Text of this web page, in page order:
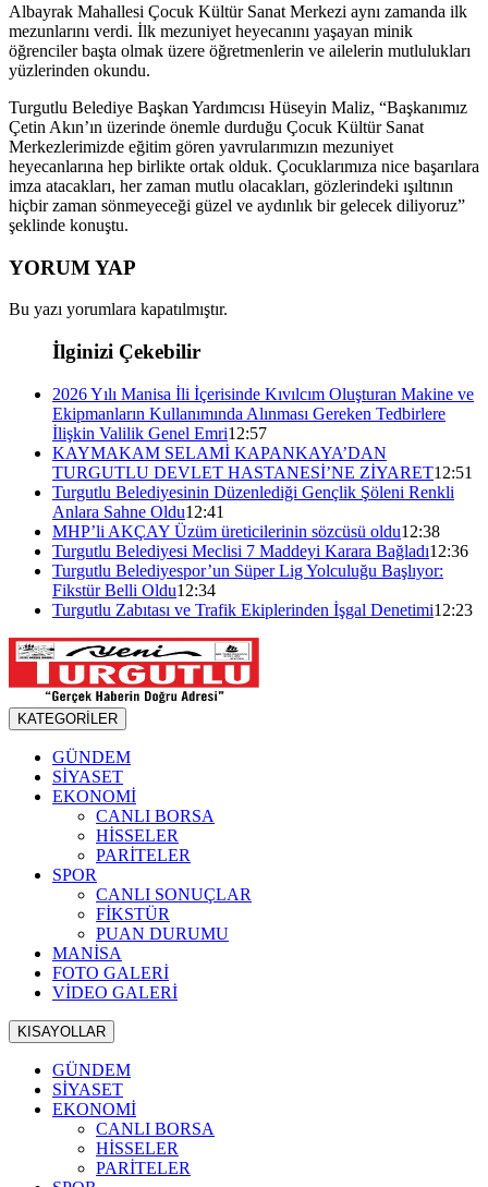
Albayrak Mahallesi Çocuk Kültür Sanat Merkezi aynı zamanda ilk
mezunlarını verdi. İlk mezuniyet heyecanını yaşayan minik
öğrenciler başta olmak üzere öğretmenlerin ve ailelerin mutlulukları
yüzlerinden okundu.
Turgutlu Belediye Başkan Yardımcısı Hüseyin Maliz, “Başkanımız
Çetin Akın’ın üzerinde önemle durduğu Çocuk Kültür Sanat
Merkezlerimizde eğitim gören yavrularımızın mezuniyet
heyecanlarına hep birlikte ortak olduk. Çocuklarımıza nice başarılara
imza atacakları, her zaman mutlu olacakları, gözlerindeki ışıltının
hiçbir zaman sönmeyeceği güzel ve aydınlık bir gelecek diliyoruz”
şeklinde konuştu.
YORUM YAP
Bu yazı yorumlara kapatılmıştır.
İlginizi Çekebilir
2026 Yılı Manisa İli İçerisinde Kıvılcım Oluşturan Makine ve
Ekipmanların Kullanımında Alınması Gereken Tedbirlere
İlişkin Valilik Genel Emri12:57
KAYMAKAM SELAMİ KAPANKAYA’DAN
TURGUTLU DEVLET HASTANESİ’NE ZİYARET12:51
Turgutlu Belediyesinin Düzenlediği Gençlik Şöleni Renkli
Anlara Sahne Oldu12:41
MHP’li AKÇAY Üzüm üreticilerinin sözcüsü oldu12:38
Turgutlu Belediyesi Meclisi 7 Maddeyi Karara Bağladı12:36
Turgutlu Belediyespor’un Süper Lig Yolculuğu Başlıyor:
Fikstür Belli Oldu12:34
Turgutlu Zabıtası ve Trafik Ekiplerinden İşgal Denetimi12:23
KATEGORİLER
GÜNDEM
SİYASET
EKONOMİ
CANLI BORSA
HİSSELER
PARİTELER
SPOR
CANLI SONUÇLAR
FİKSTÜR
PUAN DURUMU
MANİSA
FOTO GALERİ
VİDEO GALERİ
KISAYOLLAR
GÜNDEM
SİYASET
EKONOMİ
CANLI BORSA
HİSSELER
PARİTELER